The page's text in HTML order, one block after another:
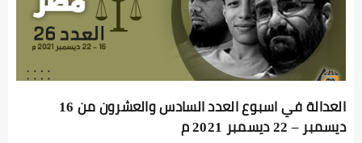
العدالة في اسبوع العدد السادس والعشرون من 16
ديسمبر – 22 ديسمبر 2021 م